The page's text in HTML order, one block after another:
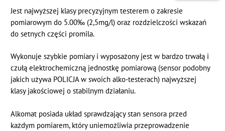
Jest najwyższej klasy precyzyjnym testerem o zakresie
pomiarowym do 5.00‰ (2,5mg/l) oraz rozdzielczości wskazań
do setnych części promila.
Wykonuje szybkie pomiary i wyposażony jest w bardzo trwałą i
czułą elektrochemiczną jednostkę pomiarową (sensor podobny
jakich używa POLICJA w swoich alko-testerach) najwyższej
klasy jakościowej o stabilnym działaniu.
Alkomat posiada układ sprawdzający stan sensora przed
każdym pomiarem, który uniemożliwia przeprowadzenie